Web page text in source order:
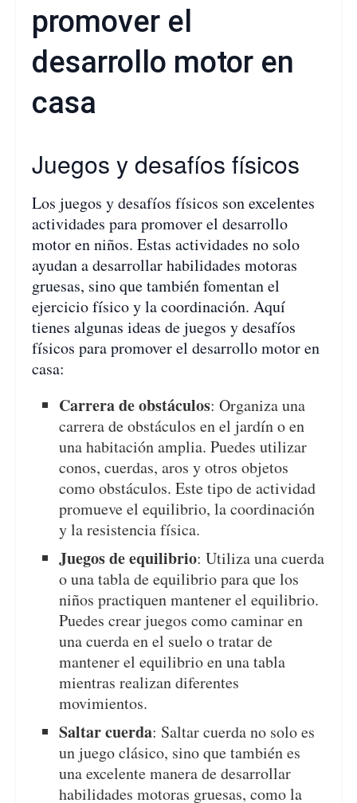
promover el
desarrollo motor en
casa
Juegos y desafíos físicos
Los juegos y desafíos físicos son excelentes
actividades para promover el desarrollo
motor en niños. Estas actividades no solo
ayudan a desarrollar habilidades motoras
gruesas, sino que también fomentan el
ejercicio físico y la coordinación. Aquí
tienes algunas ideas de juegos y desafíos
físicos para promover el desarrollo motor en
casa:
Carrera de obstáculos: Organiza una
carrera de obstáculos en el jardín o en
una habitación amplia. Puedes utilizar
conos, cuerdas, aros y otros objetos
como obstáculos. Este tipo de actividad
promueve el equilibrio, la coordinación
y la resistencia física.
Juegos de equilibrio: Utiliza una cuerda
o una tabla de equilibrio para que los
niños practiquen mantener el equilibrio.
Puedes crear juegos como caminar en
una cuerda en el suelo o tratar de
mantener el equilibrio en una tabla
mientras realizan diferentes
movimientos.
Saltar cuerda: Saltar cuerda no solo es
un juego clásico, sino que también es
una excelente manera de desarrollar
habilidades motoras gruesas, como la